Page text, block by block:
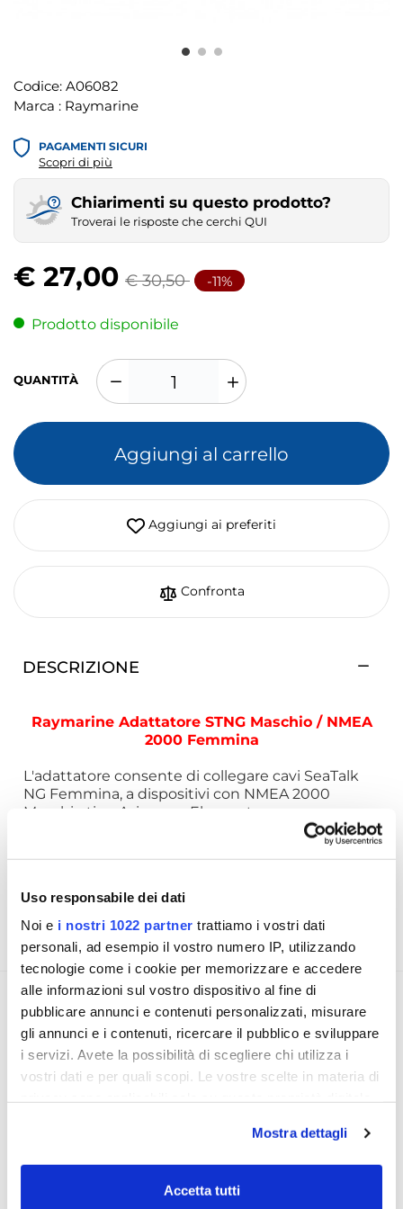
Uso responsabile dei dati
Noi e i nostri 1022 partner trattiamo i vostri dati
personali, ad esempio il vostro numero IP, utilizzando
tecnologie come i cookie per memorizzare e accedere
alle informazioni sul vostro dispositivo al fine di
pubblicare annunci e contenuti personalizzati, misurare
gli annunci e i contenuti, ricercare il pubblico e sviluppare
i servizi. Avete la possibilità di scegliere chi utilizza i
vostri dati e per quali scopi. Le vostre scelte in materia di
modificare o revocare il proprio consenso in qualsiasi
momento dalla Dichiarazione sui cookie o facendo clic
sull'icona di attivazione della privacy.
Mostra dettagli
Accetta tutti
Codice: A06082
Marca : Raymarine
PAGAMENTI SICURI
Scopri di più
Chiarimenti su questo prodotto?
Troverai le risposte che cerchi QUI
€ 27,00 € 30,50 -11%
Prodotto disponibile
QUANTITÀ
Aggiungi al carrello
Aggiungi ai preferiti
Confronta
DESCRIZIONE
Raymarine Adattatore STNG Maschio / NMEA
2000 Femmina
L'adattatore consente di collegare cavi SeaTalk
NG Femmina, a dispositivi con NMEA 2000
Maschio tipo Axiomn o Element.
RICHIEDI INFORMAZIONI
FAQ
OPINIONE DEI CLIENTI
Devi accedere
per poter scrivere la tua
Scrivi recensione